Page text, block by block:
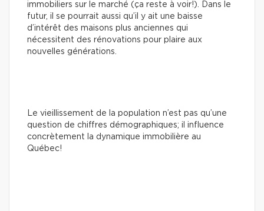
immobiliers sur le marché (ça reste à voir!). Dans le
futur, il se pourrait aussi qu’il y ait une baisse
d’intérêt des maisons plus anciennes qui
nécessitent des rénovations pour plaire aux
nouvelles générations.
Le vieillissement de la population n’est pas qu’une
question de chiffres démographiques; il influence
concrètement la dynamique immobilière au
Québec!